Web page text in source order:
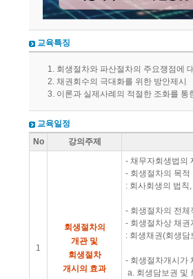
교육특징
회생절차와 파산절차의 주요쟁점에
채권회수의 극대화를 위한 방안제시
이론과 실제사례의 적절한 조화를 통
교육일정
No
강의주제
1
회생절차의
개관 및
회생절차
개시의 효과
- 채무자회생법의
- 회생절차의 목적
: 회사회생의 법칙
- 회생절차의 전
- 회생절차상 채
: 회생채권(회생
- 회생절차개시가
a. 회생담보권 및